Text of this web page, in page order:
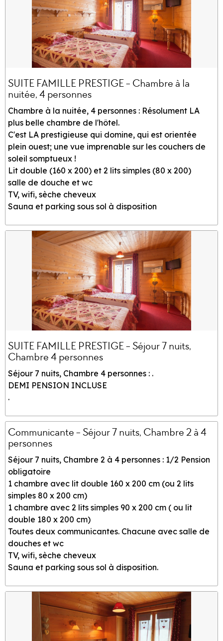
SUITE FAMILLE PRESTIGE - Chambre à la
nuitée, 4 personnes
Chambre à la nuitée, 4 personnes : Résolument LA
plus belle chambre de l'hôtel.
C'est LA prestigieuse qui domine, qui est orientée
plein ouest; une vue imprenable sur les couchers de
soleil somptueux !
Lit double (160 x 200) et 2 lits simples (80 x 200)
salle de douche et wc
TV, wifi, sèche cheveux
Sauna et parking sous sol à disposition
SUITE FAMILLE PRESTIGE - Séjour 7 nuits,
Chambre 4 personnes
Séjour 7 nuits, Chambre 4 personnes : .
DEMI PENSION INCLUSE
.
Communicante - Séjour 7 nuits, Chambre 2 à 4
personnes
Séjour 7 nuits, Chambre 2 à 4 personnes : 1/2 Pension
obligatoire
1 chambre avec lit double 160 x 200 cm (ou 2 lits
simples 80 x 200 cm)
1 chambre avec 2 lits simples 90 x 200 cm ( ou lit
double 180 x 200 cm)
Toutes deux communicantes. Chacune avec salle de
douches et wc
TV, wifi, sèche cheveux
Sauna et parking sous sol à disposition.